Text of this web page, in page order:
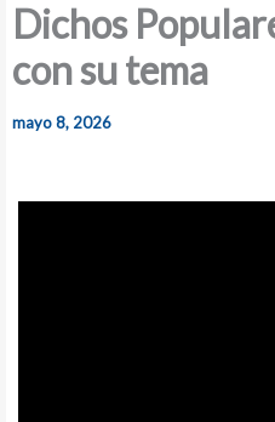
Dichos
con su tema
mayo 8, 2026